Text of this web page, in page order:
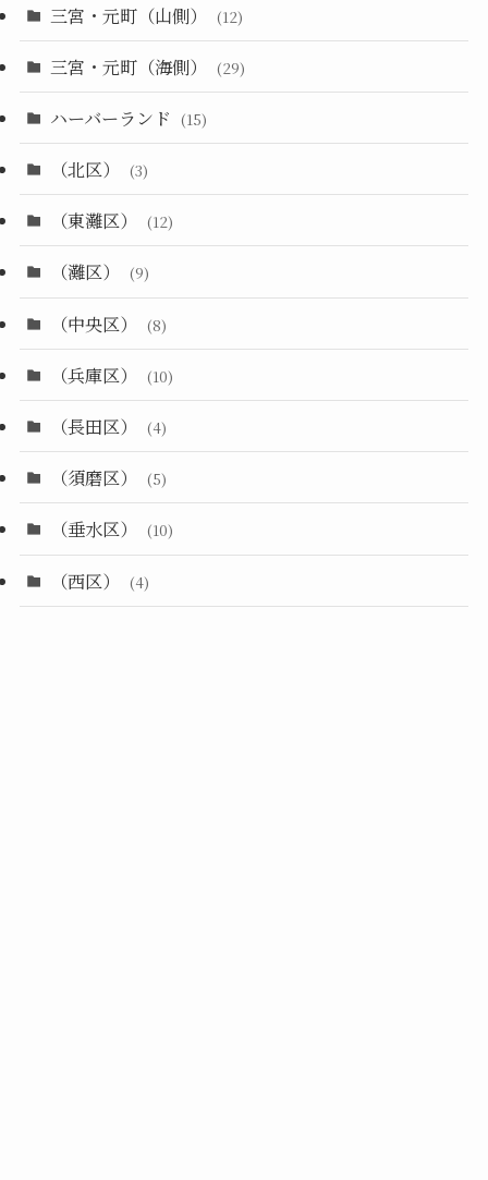
三宮・元町（山側） (12)
三宮・元町（海側） (29)
ハーバーランド (15)
（北区） (3)
（東灘区） (12)
（灘区） (9)
（中央区） (8)
（兵庫区） (10)
（長田区） (4)
（須磨区） (5)
（垂水区） (10)
（西区） (4)